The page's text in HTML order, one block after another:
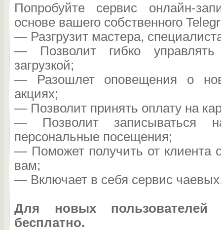
Попробуйте сервис онлайн-
основе вашего собственного
— Разгрузит мастера,
— Позволит гибко
загрузкой;
— Разошлет оповещения о
акциях;
— Позволит принять оплату на
— Позволит записываться
персональные посещения;
— Поможет получить от клиента
вам;
— Включает в себя сервис
Для новых пользователей
бесплатно.